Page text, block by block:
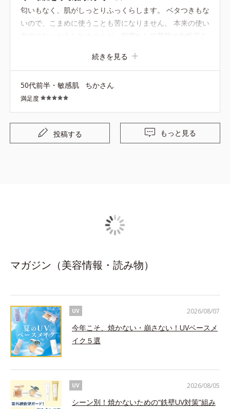
匂いもなく、肌がしっとりふっくらします。 ベタつきもな
いので、こまめに使うことも苦になりません。 本来の使い
良くなりました。 家族で使える最高のクリームです。
続きを見る
50代前半・敏感肌 ちかさん
満足度
投稿する もっと見る
マガジン（美容情報・読み物）
UV
今年こそ、焼かない・崩さない！UVベースメ
イク５選
2026/08/07
UV
シーン別！焼かないための“鉄壁UV対策”組み
2026/08/05